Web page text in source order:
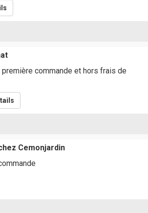
commande et hors frais de
Cemonjardin